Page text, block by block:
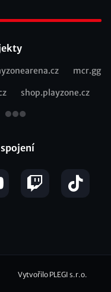
mcr.gg
shop.playzone.cz
Vytvořilo PLEGI s.r.o.